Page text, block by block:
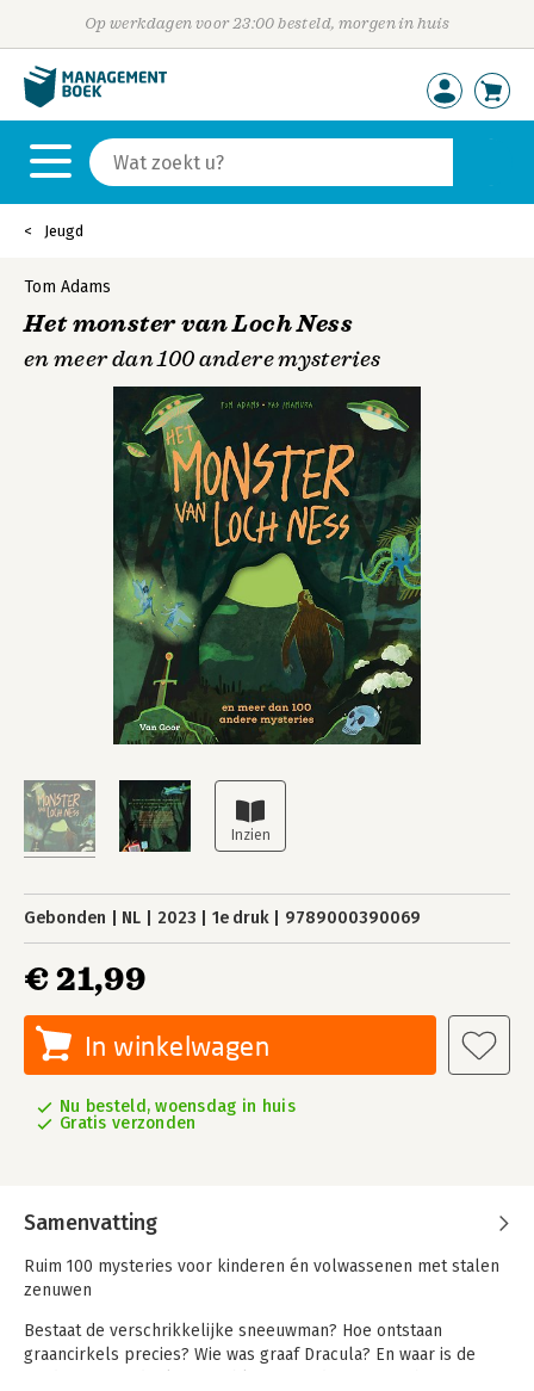
Op werkdagen voor 23:00 besteld, morgen in huis
Jeugd
Tom Adams
Het monster van Loch Ness
en meer dan 100 andere mysteries
Gebonden NL 2023 1e druk 9789000390069
€ 21,99
In winkelwagen
Nu besteld, woensdag in huis
Gratis verzonden
Samenvatting
Ruim 100 mysteries voor kinderen én volwassenen met stalen
zenuwen
Bestaat de verschrikkelijke sneeuwman? Hoe ontstaan
graancirkels precies? Wie was graaf Dracula? En waar is de